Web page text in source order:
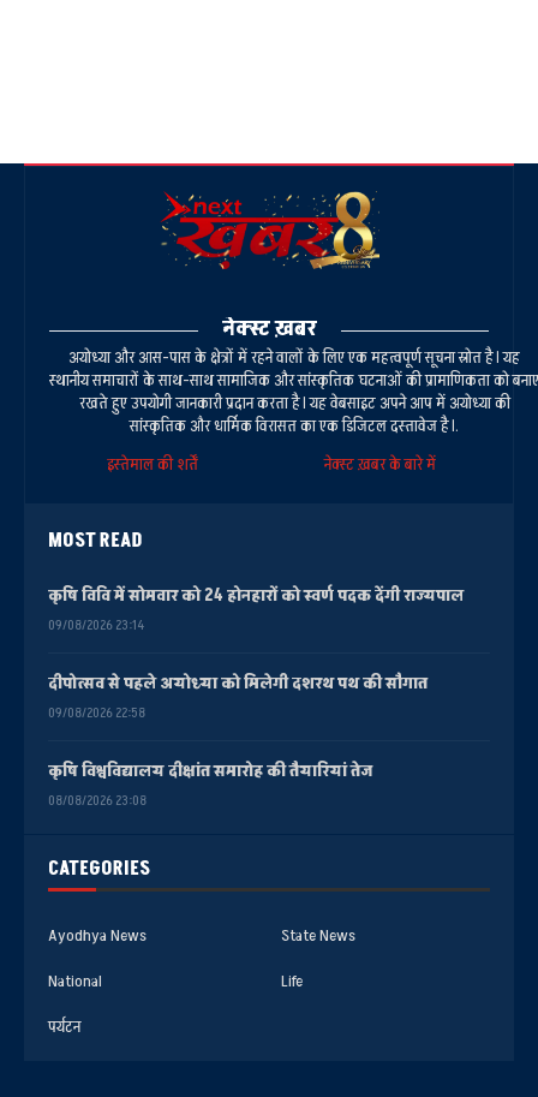
CATEGORIES
Ayodhya News
State News
National
Life
पर्यटन
नेक्स्ट ख़बर
अयोध्या और आस-पास के क्षेत्रों में रहने वालों के लिए एक महत्वपूर्ण सूचना स्रोत है। यह
स्थानीय समाचारों के साथ-साथ सामाजिक और सांस्कृतिक घटनाओं की प्रामाणिकता को बनाए
रखते हुए उपयोगी जानकारी प्रदान करता है। यह वेबसाइट अपने आप में अयोध्या की
सांस्कृतिक और धार्मिक विरासत का एक डिजिटल दस्तावेज है।.
इस्तेमाल की शर्तें
नेक्स्ट ख़बर के बारे में
MOST READ
कृषि विवि में सोमवार को 24 होनहारों को स्वर्ण पदक देंगी राज्यपाल
09/08/2026 23:14
दीपोत्सव से पहले अयोध्या को मिलेगी दशरथ पथ की सौगात
09/08/2026 22:58
कृषि विश्वविद्यालय दीक्षांत समारोह की तैयारियां तेज
08/08/2026 23:08